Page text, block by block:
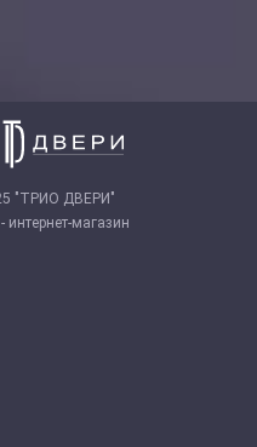
"ТРИО ДВЕРИ"
интернет-магазин